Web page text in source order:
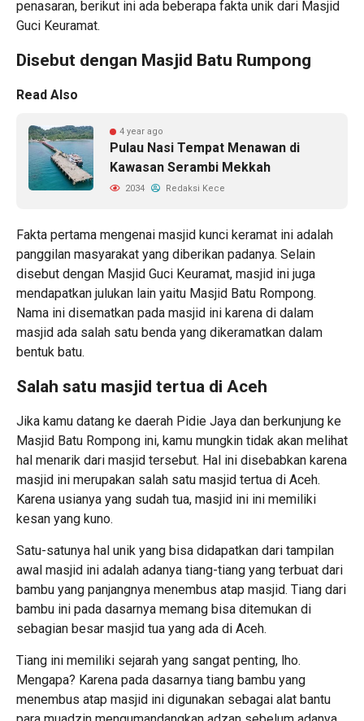
penasaran, berikut ini ada beberapa fakta unik dari Masjid
Guci Keuramat.
Disebut dengan Masjid Batu Rumpong
Read Also
4 year ago
Pulau Nasi Tempat Menawan di
Kawasan Serambi Mekkah
2034 Redaksi Kece
Fakta pertama mengenai masjid kunci keramat ini adalah
panggilan masyarakat yang diberikan padanya. Selain
disebut dengan Masjid Guci Keuramat, masjid ini juga
mendapatkan julukan lain yaitu Masjid Batu Rompong.
Nama ini disematkan pada masjid ini karena di dalam
masjid ada salah satu benda yang dikeramatkan dalam
bentuk batu.
Salah satu masjid tertua di Aceh
Jika kamu datang ke daerah Pidie Jaya dan berkunjung ke
Masjid Batu Rompong ini, kamu mungkin tidak akan melihat
hal menarik dari masjid tersebut. Hal ini disebabkan karena
masjid ini merupakan salah satu masjid tertua di Aceh.
Karena usianya yang sudah tua, masjid ini ini memiliki
kesan yang kuno.
Satu-satunya hal unik yang bisa didapatkan dari tampilan
awal masjid ini adalah adanya tiang-tiang yang terbuat dari
bambu yang panjangnya menembus atap masjid. Tiang dari
bambu ini pada dasarnya memang bisa ditemukan di
sebagian besar masjid tua yang ada di Aceh.
Tiang ini memiliki sejarah yang sangat penting, lho.
Mengapa? Karena pada dasarnya tiang bambu yang
menembus atap masjid ini digunakan sebagai alat bantu